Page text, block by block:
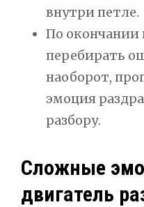
внутри петле.
По окончании
перебирать
наоборот,
эмоция
разбору.
Сложные
двигатель